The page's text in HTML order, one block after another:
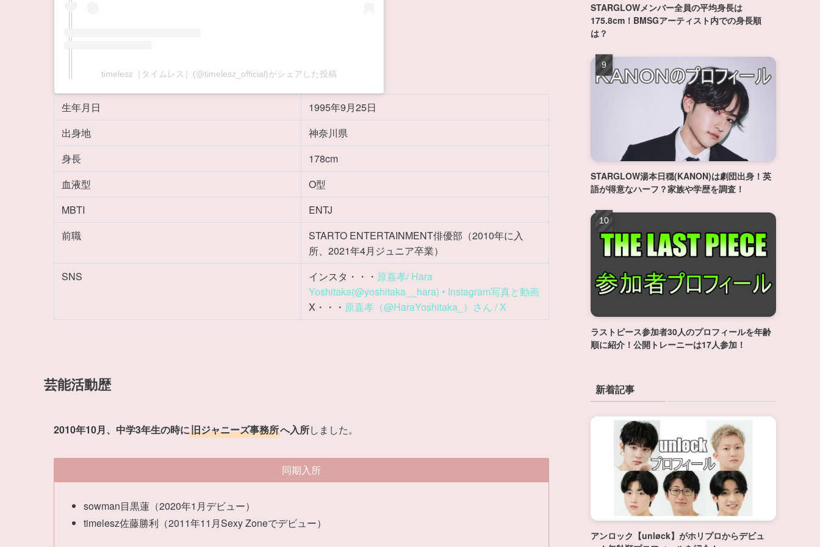
timelesz［タイムレス］(@timelesz_official)がシェアした投稿
生年月日
1995年9月25日
出身地
神奈川県
身長
178cm
血液型
O型
MBTI
ENTJ
前職
STARTO ENTERTAINMENT俳優部（2010年に入
所、2021年4月ジュニア卒業）
SNS
インスタ・・・ 原嘉孝/ Hara
Yoshitaka(@yoshitaka__hara) • Instagram写真と動画
X・・・ 原嘉孝（@HaraYoshitaka_）さん / X
芸能活動歴
2010年10月、中学3年生の時に旧ジャニーズ事務所へ入所しました。
同期入所
sowman目黒蓮（2020年1月デビュー）
timelesz佐藤勝利（2011年11月Sexy Zoneでデビュー）
STARGLOWメンバー全員の平均身長は
175.8cm！BMSGアーティスト内での身長順
は？
STARGLOW湯本日穏(KANON)は劇団出身！英
語が得意なハーフ？家族や学歴を調査！
ラストピース参加者30人のプロフィールを年齢
順に紹介！公開トレーニーは17人参加！
新着記事
アンロック【unløck】がホリプロからデビュ